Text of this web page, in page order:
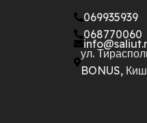
069935939
068770060
ул.
BONUS,